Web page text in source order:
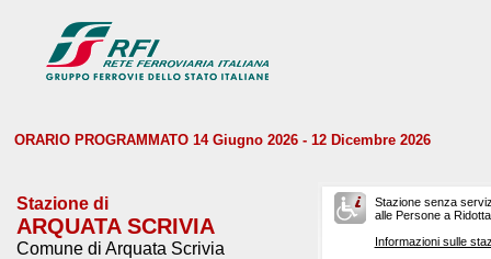
ORARIO PROGRAMMATO 14 Giugno 2026 - 12 Dicembre 2026
Stazione di
ARQUATA SCRIVIA
Comune di Arquata Scrivia
Stazione senza
alle Persone a
Informazioni sulle